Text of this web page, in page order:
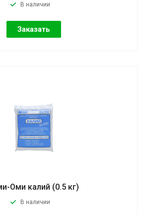
В наличии
Заказать
Оми калий (0.5 кг)
В наличии